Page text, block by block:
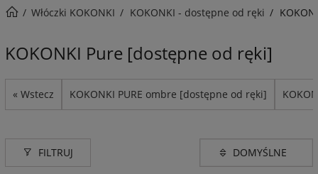
Włóczki KOKONKI KOKONKI - dostępne od ręki
KOKONKI Pure [dostępne od ręki]
« Wstecz KOKONKI PURE ombre [dostępne od ręki]
FILTRUJ